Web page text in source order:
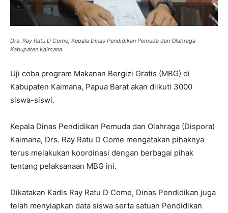
Drs. Ray Ratu D Come, Kepala Dinas Pendidikan Pemuda dan Olahraga
Kabupaten Kaimana.
Uji coba program Makanan Bergizi Gratis (MBG) di
Kabupaten Kaimana, Papua Barat akan diikuti 3000
siswa-siswi.
Kepala Dinas Pendidikan Pemuda dan Olahraga (Dispora)
Kaimana, Drs. Ray Ratu D Come mengatakan pihaknya
terus melakukan koordinasi dengan berbagai pihak
tentang pelaksanaan MBG ini.
Dikatakan Kadis Ray Ratu D Come, Dinas Pendidikan juga
telah menyiapkan data siswa serta satuan Pendidikan